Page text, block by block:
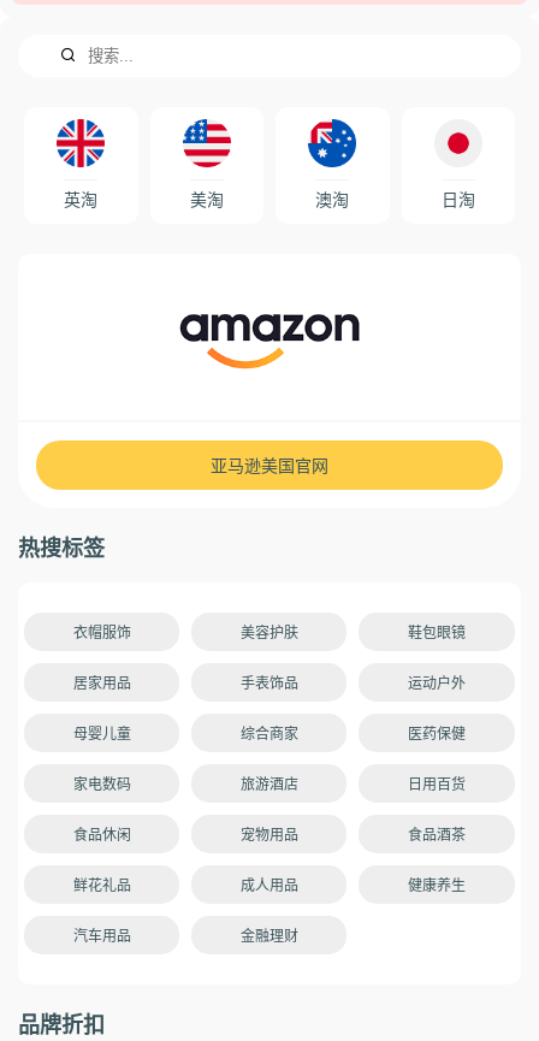
英淘 美淘 澳淘 日淘
亚马逊美国官网
热搜标签
衣帽服饰 美容护肤 鞋包眼镜
居家用品 手表饰品 运动户外
母婴儿童 综合商家 医药保健
家电数码 旅游酒店 日用百货
食品休闲 宠物用品 食品酒茶
鲜花礼品 成人用品 健康养生
汽车用品 金融理财
品牌折扣